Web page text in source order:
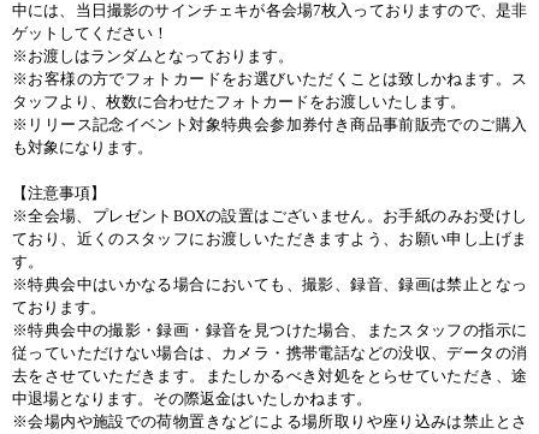
中には、当日撮影のサインチェキが各会場7枚入っておりますので、是非
ゲットしてください！
※お渡しはランダムとなっております。
※お客様の方でフォトカードをお選びいただくことは致しかねます。ス
タッフより、枚数に合わせたフォトカードをお渡しいたします。
※リリース記念イベント対象特典会参加券付き商品事前販売でのご購入
も対象になります。
【注意事項】
※全会場、プレゼント BOXの設置はございません。お手紙のみお受けし
ており、近くのスタッフにお渡しいただきますよう、お願い申し上げま
す。
※特典会中はいかなる場合においても、撮影、録音、録画は禁止となっ
ております。
※特典会中の撮影・録画・録音を見つけた場合、またスタッフの指示に
従っていただけない場合は、カメラ・携帯電話などの没収、データの消
去をさせていただきます。またしかるべき対処をとらせていただき、途
中退場となります。その際返金はいたしかねます。
※会場内や施設での荷物置きなどによる場所取りや座り込みは禁止とさ